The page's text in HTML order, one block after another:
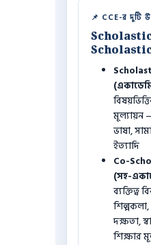
📌 CCE-র দুটি
মূল্যায়ন
ভাষা,
ইত্যাদি
Co-
(সহ-
ব্যক্তিত্ব
দক্ষতা,
শিক্ষার